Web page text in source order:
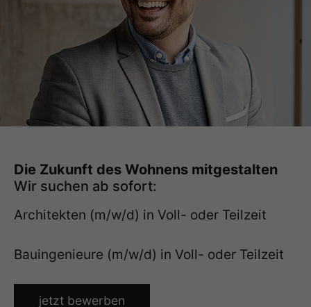
Die Zukunft des Wohnens mitgestalten
Wir suchen ab sofort:
Architekten (m/w/d) in Voll- oder Teilzeit
Bauingenieure (m/w/d) in Voll- oder Teilzeit
jetzt bewerben